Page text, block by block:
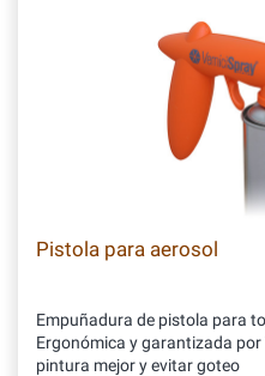
Pistola para aerosol
Empuñadura de pistola para
Ergonómica y garantizada
pintura mejor y evitar goteo